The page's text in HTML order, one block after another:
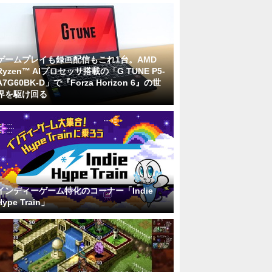
ームプレイも録画配信もこれ1台。AMD
AIプロセッサ搭載の「G TUNE P5-
D」で『Forza Horizon 6』の世
を駆け回る
ンディーゲーム特化のコーナー「Indie
Train」